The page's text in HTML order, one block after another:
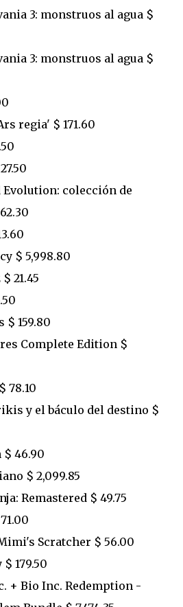
3: monstruos al agua $
3: monstruos al agua $
regia' $ 171.60
Evolution: colección de
$ 5,998.80
21.45
$ 159.80
Complete Edition $
78.10
y el báculo del destino $
$ 46.90
$ 2,099.85
Remastered $ 49.75
Scratcher $ 56.00
179.50
+ Bio Inc. Redemption -